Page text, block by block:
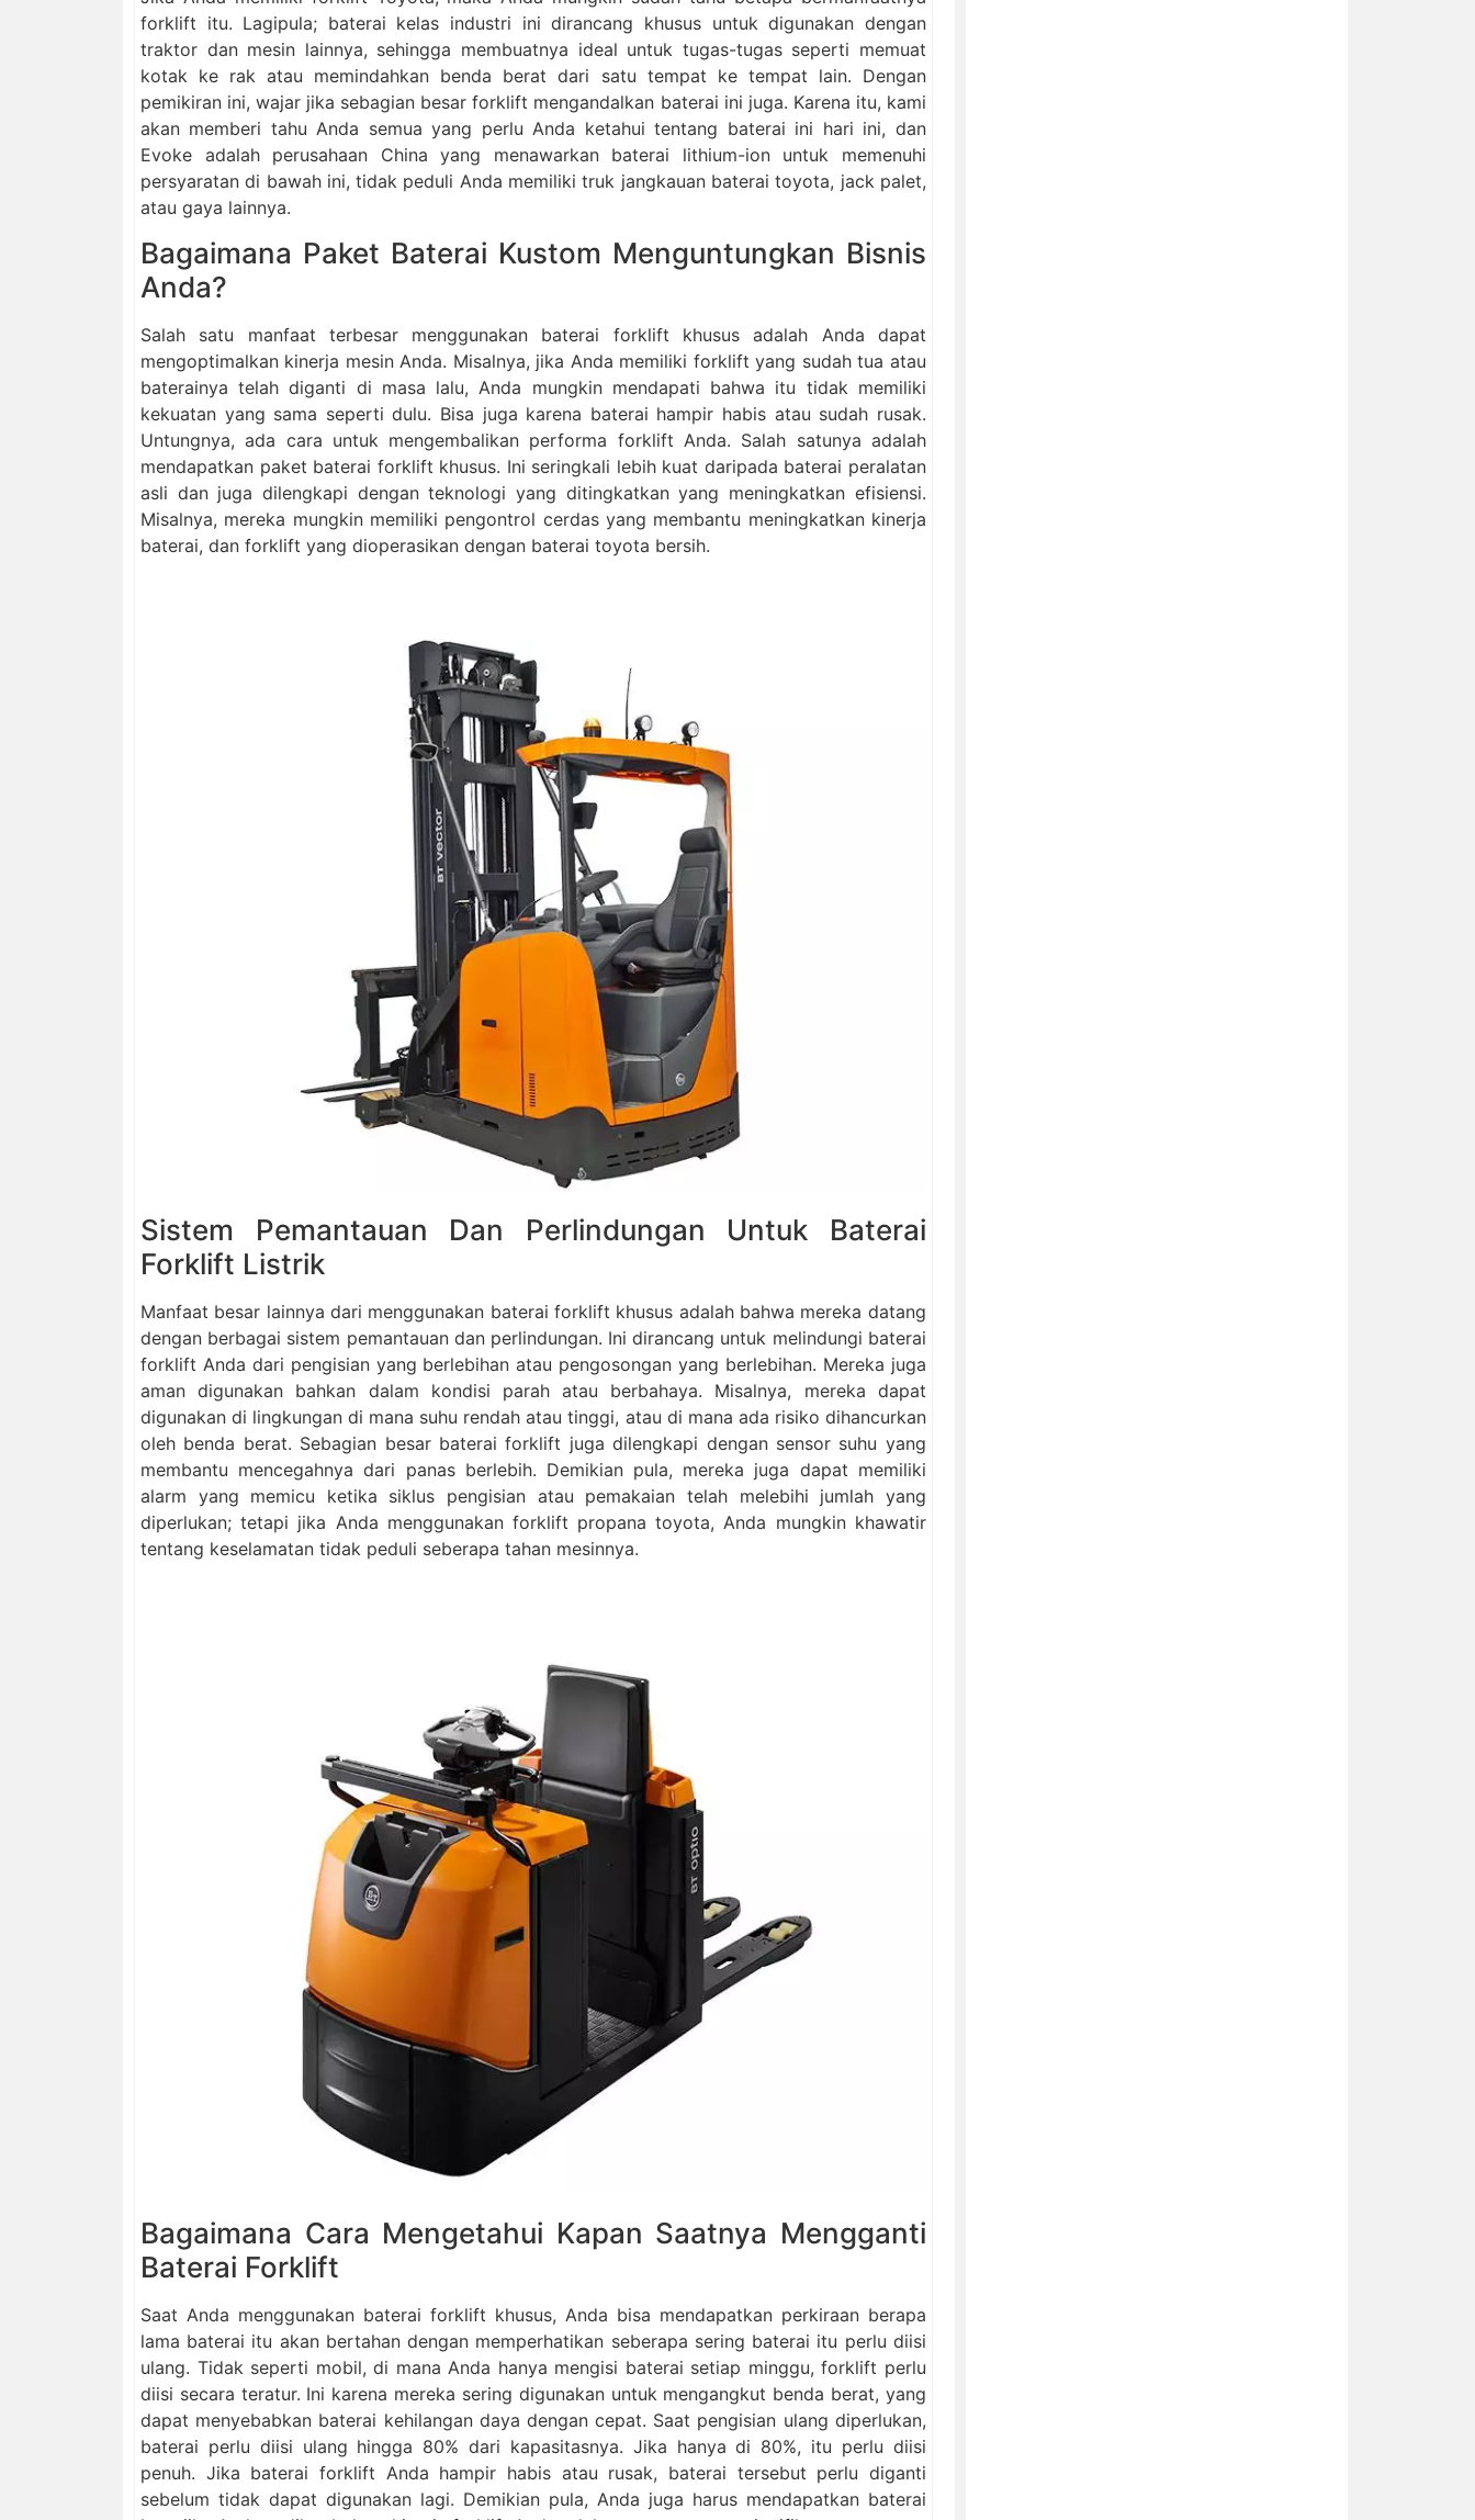
forklift itu. Lagipula; baterai kelas industri ini dirancang khusus untuk digunakan dengan
traktor dan mesin lainnya, sehingga membuatnya ideal untuk tugas-tugas seperti memuat
kotak ke rak atau memindahkan benda berat dari satu tempat ke tempat lain. Dengan
pemikiran ini, wajar jika sebagian besar forklift mengandalkan baterai ini juga. Karena itu, kami
akan memberi tahu Anda semua yang perlu Anda ketahui tentang baterai ini hari ini, dan
Evoke adalah perusahaan China yang menawarkan baterai lithium-ion untuk memenuhi
persyaratan di bawah ini, tidak peduli Anda memiliki truk jangkauan baterai toyota, jack palet,
atau gaya lainnya.
Bagaimana Paket Baterai Kustom Menguntungkan Bisnis
Anda?
Salah satu manfaat terbesar menggunakan baterai forklift khusus adalah Anda dapat
mengoptimalkan kinerja mesin Anda. Misalnya, jika Anda memiliki forklift yang sudah tua atau
baterainya telah diganti di masa lalu, Anda mungkin mendapati bahwa itu tidak memiliki
kekuatan yang sama seperti dulu. Bisa juga karena baterai hampir habis atau sudah rusak.
Untungnya, ada cara untuk mengembalikan performa forklift Anda. Salah satunya adalah
mendapatkan paket baterai forklift khusus. Ini seringkali lebih kuat daripada baterai peralatan
asli dan juga dilengkapi dengan teknologi yang ditingkatkan yang meningkatkan efisiensi.
Misalnya, mereka mungkin memiliki pengontrol cerdas yang membantu meningkatkan kinerja
baterai, dan forklift yang dioperasikan dengan baterai toyota bersih.
Sistem Pemantauan Dan Perlindungan Untuk Baterai
Forklift Listrik
Manfaat besar lainnya dari menggunakan baterai forklift khusus adalah bahwa mereka datang
dengan berbagai sistem pemantauan dan perlindungan. Ini dirancang untuk melindungi baterai
forklift Anda dari pengisian yang berlebihan atau pengosongan yang berlebihan. Mereka juga
aman digunakan bahkan dalam kondisi parah atau berbahaya. Misalnya, mereka dapat
digunakan di lingkungan di mana suhu rendah atau tinggi, atau di mana ada risiko dihancurkan
oleh benda berat. Sebagian besar baterai forklift juga dilengkapi dengan sensor suhu yang
membantu mencegahnya dari panas berlebih. Demikian pula, mereka juga dapat memiliki
alarm yang memicu ketika siklus pengisian atau pemakaian telah melebihi jumlah yang
diperlukan; tetapi jika Anda menggunakan forklift propana toyota, Anda mungkin khawatir
tentang keselamatan tidak peduli seberapa tahan mesinnya.
Bagaimana Cara Mengetahui Kapan Saatnya Mengganti
Baterai Forklift
Saat Anda menggunakan baterai forklift khusus, Anda bisa mendapatkan perkiraan berapa
lama baterai itu akan bertahan dengan memperhatikan seberapa sering baterai itu perlu diisi
ulang. Tidak seperti mobil, di mana Anda hanya mengisi baterai setiap minggu, forklift perlu
diisi secara teratur. Ini karena mereka sering digunakan untuk mengangkut benda berat, yang
dapat menyebabkan baterai kehilangan daya dengan cepat. Saat pengisian ulang diperlukan,
baterai perlu diisi ulang hingga 80% dari kapasitasnya. Jika hanya di 80%, itu perlu diisi
penuh. Jika baterai forklift Anda hampir habis atau rusak, baterai tersebut perlu diganti
sebelum tidak dapat digunakan lagi. Demikian pula, Anda juga harus mendapatkan baterai